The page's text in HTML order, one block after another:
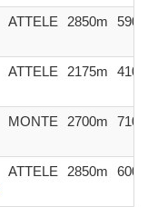
ATTELE 2850m
ATTELE 2175m
MONTE 2700m
ATTELE 2850m